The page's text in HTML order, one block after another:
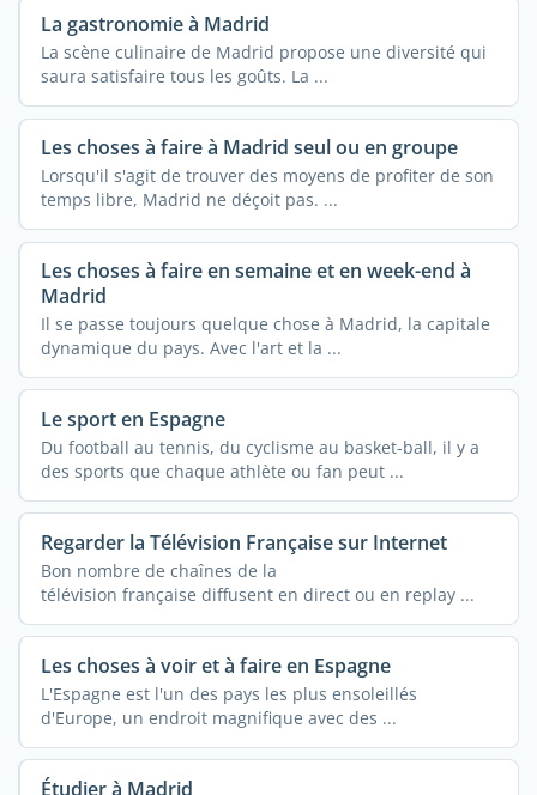
La gastronomie à Madrid
La scène culinaire de Madrid propose une diversité qui
saura satisfaire tous les goûts. La ...
Les choses à faire à Madrid seul ou en groupe
Lorsqu'il s'agit de trouver des moyens de profiter de son
temps libre, Madrid ne déçoit pas. ...
Les choses à faire en semaine et en week-end à
Madrid
Il se passe toujours quelque chose à Madrid, la capitale
dynamique du pays. Avec l'art et la ...
Le sport en Espagne
Du football au tennis, du cyclisme au basket-ball, il y a
des sports que chaque athlète ou fan peut ...
Regarder la Télévision Française sur Internet
Bon nombre de chaînes de la
télévision française diffusent en direct ou en replay ...
Les choses à voir et à faire en Espagne
L'Espagne est l'un des pays les plus ensoleillés
d'Europe, un endroit magnifique avec des ...
Étudier à Madrid